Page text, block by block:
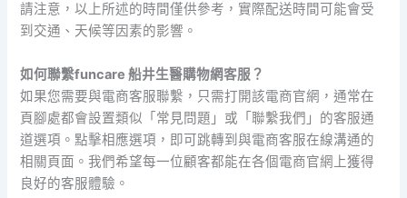
請注意，以上所述的時間僅供參考，實際配送時間可能會受
到交通、天候等因素的影響。
如何聯繫funcare 船井生醫購物網客服？
如果您需要與電商客服聯繫，只需打開該電商官網，通常在
頁腳處都會設置類似「常見問題」或「聯繫我們」的客服通
道選項。點擊相應選項，即可跳轉到與電商客服在線溝通的
相關頁面。我們希望每一位顧客都能在各個電商官網上獲得
良好的客服體驗。